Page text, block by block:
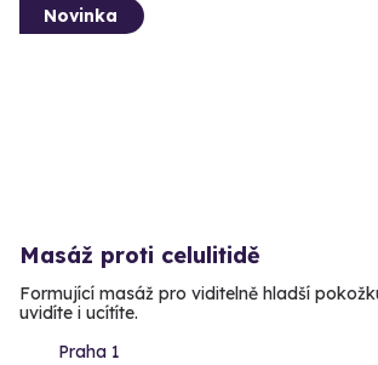
Novinka
Masáž proti celulitidě
Formující masáž pro viditelně hladší
uvidíte i ucítíte.
Praha 1